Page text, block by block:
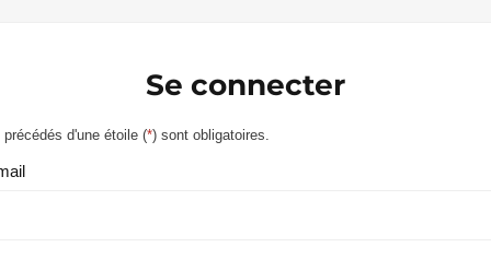
Se connecter
d'une étoile (*) sont obligatoires.